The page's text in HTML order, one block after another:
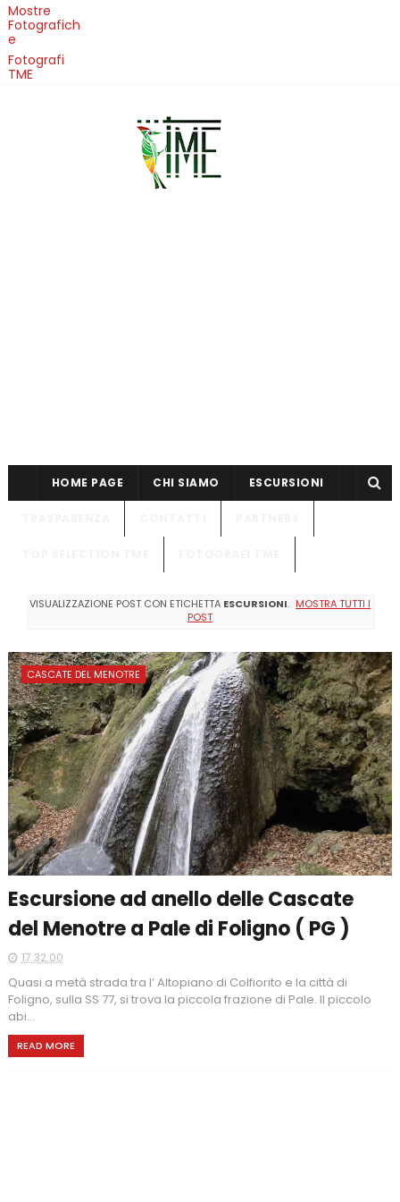
Mostre
Fotografich
e
Fotografi
TME
HOME PAGE CHI SIAMO ESCURSIONI
VISUALIZZAZIONE POST CON ETICHETTA ESCURSIONI. MOSTRA TUTTI I
POST
CASCATE DEL MENOTRE
Escursione ad anello delle Cascate
del Menotre a Pale di Foligno ( PG )
17:32:00
Quasi a metà strada tra l’ Altopiano di Colfiorito e la città di
Foligno, sulla SS 77, si trova la piccola frazione di Pale. Il piccolo
abi...
READ MORE